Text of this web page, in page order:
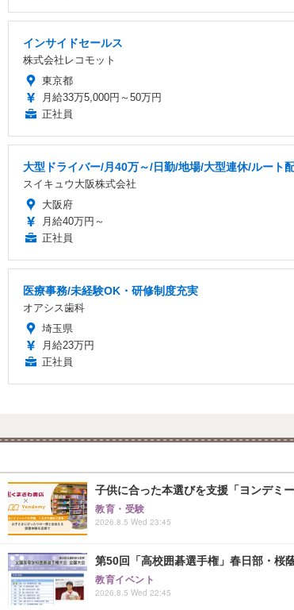
インサイドセールス
株式会社レコモット
東京都
月給33万5,000円～50万円
正社員
大型ドライバー/月40万～/日勤/地場/大型連休/ルート
スイキュウ大阪株式会社
大阪府
月給40万円～
正社員
医療事務/未経験OK・研修制度充実
オアシス歯科
埼玉県
月給23万円
正社員
子供に合った本選びを支援「ヨンデミ
教育・受験
2026.8.5 Wed 23:45
第50回「高校囲碁選手権」春日部・桜
教育イベント
2026.8.5 Wed 22:45